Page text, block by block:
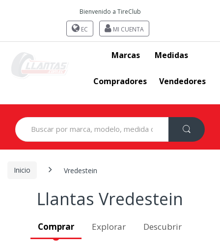
Bienvenido a TireClub
EC MI CUENTA
Marcas Medidas
Compradores Vendedores
Search
for:
Inicio Vredestein
Llantas Vredestein
Comprar Explorar Descubrir